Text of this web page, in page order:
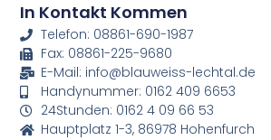
In Kontakt Kommen
Telefon: 08861-690-1987
Fax: 08861-225-9680
E-Mail: info@blauweiss-lechtal.de
Handynummer: 0162 409 6653
24Stunden: 0162 4 09 66 53
Hauptplatz 1-3, 86978 Hohenfurch